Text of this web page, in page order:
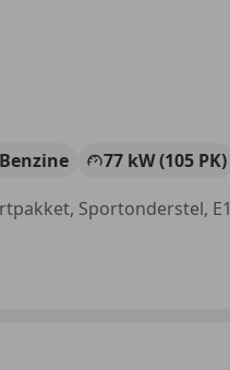
Benzine
77 kW (105 PK)